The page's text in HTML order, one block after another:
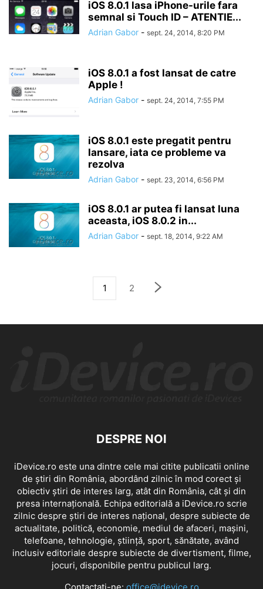
iOS 8.0.1 lasa iPhone-urile fara
semnal si Touch ID – ATENTIE...
Adrian Gabor - sept. 24, 2014, 8:20 PM
iOS 8.0.1 a fost lansat de catre
Apple !
Adrian Gabor - sept. 24, 2014, 7:55 PM
iOS 8.0.1 este pregatit pentru
lansare, iata ce probleme va
rezolva
Adrian Gabor - sept. 23, 2014, 6:56 PM
iOS 8.0.1 ar putea fi lansat luna
aceasta, iOS 8.0.2 in...
Adrian Gabor - sept. 18, 2014, 9:22 AM
1 2
DESPRE NOI
iDevice.ro este una dintre cele mai citite publicatii online
de știri din România, abordând zilnic în mod corect și
obiectiv știri de interes larg, atât din România, cât și din
presa internațională. Echipa editorială a iDevice.ro scrie
zilnic despre știri de interes național, despre subiecte de
actualitate, politică, economie, mediul de afaceri, mașini,
telefoane, tehnologie, știință, sport, sănătate, având
inclusiv editoriale despre subiecte de divertisment, filme,
jocuri, disponibile pentru publicul larg.